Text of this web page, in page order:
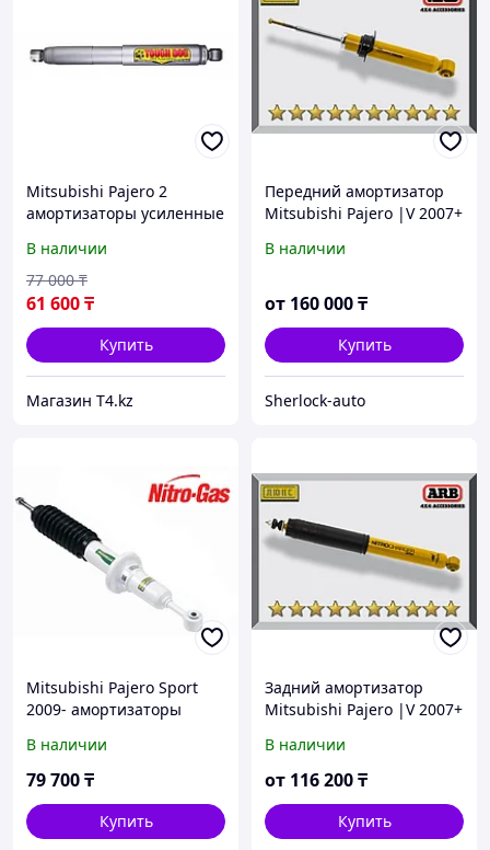
Mitsubishi Pajero 2
амортизаторы усиленные
В наличии
61 600₸
77 000 ₸
Купить
Магазин T4.kz
Передний амортизатор
Mitsubishi Pajero |V 2007+
В наличии
от 160 000₸
Купить
Sherlock-auto
Mitsubishi Pajero Sport
2009- амортизаторы
IRONMAN 4X4 Gas
В наличии
79 700₸
Купить
Задний амортизатор
Mitsubishi Pajero |V 2007+
В наличии
от 116 200₸
Купить